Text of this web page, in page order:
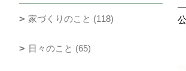
家づくりのこと (118)
日々のこと (65)